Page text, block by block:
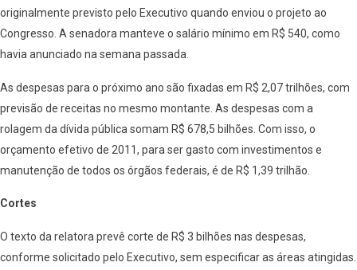
originalmente previsto pelo Executivo quando enviou o projeto ao
Congresso. A senadora manteve o salário mínimo em R$ 540, como
havia anunciado na semana passada.
As despesas para o próximo ano são fixadas em R$ 2,07 trilhões, com
previsão de receitas no mesmo montante. As despesas com a
rolagem da dívida pública somam R$ 678,5 bilhões. Com isso, o
orçamento efetivo de 2011, para ser gasto com investimentos e
manutenção de todos os órgãos federais, é de R$ 1,39 trilhão.
Cortes
O texto da relatora prevê corte de R$ 3 bilhões nas despesas,
conforme solicitado pelo Executivo, sem especificar as áreas atingidas.